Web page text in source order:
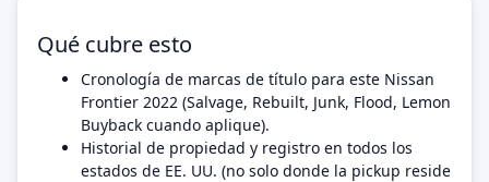
Qué cubre esto
Cronología de marcas de título para este Nissan
Frontier 2022 (Salvage, Rebuilt, Junk, Flood, Lemon
Buyback cuando aplique).
Historial de propiedad y registro en todos los
estados de EE. UU. (no solo donde la pickup reside